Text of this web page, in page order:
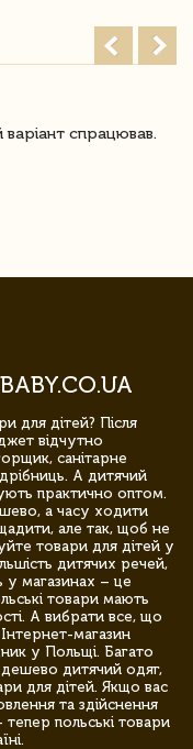
варіант спрацював.
для дітей? Після
відчутно
санітарне
А дитячий
практично оптом.
а часу ходити
але так, щоб не
товари для дітей у
дитячих речей,
у магазинах – це
товари мають
А вибрати все, що
магазин
у Польщі. Багато
дитячий одяг,
для дітей. Якщо вас
та здійснення
польські товари